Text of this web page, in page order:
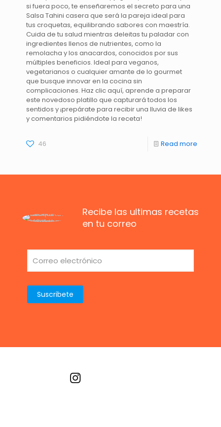
si fuera poco, te enseñaremos el secreto para una
Salsa Tahini casera que será la pareja ideal para
tus croquetas, equilibrando sabores con maestría.
Cuida de tu salud mientras deleitas tu paladar con
ingredientes llenos de nutrientes, como la
remolacha y los anacardos, conocidos por sus
múltiples beneficios. Ideal para veganos,
vegetarianos o cualquier amante de lo gourmet
que busque innovar en la cocina sin
complicaciones. Haz clic aquí, aprende a preparar
este novedoso platillo que capturará todos los
sentidos y ¡prepárate para recibir una lluvia de likes
y comentarios pidiéndote la receta!
46 Read more
Recibe las ultimas recetas
en tu correo